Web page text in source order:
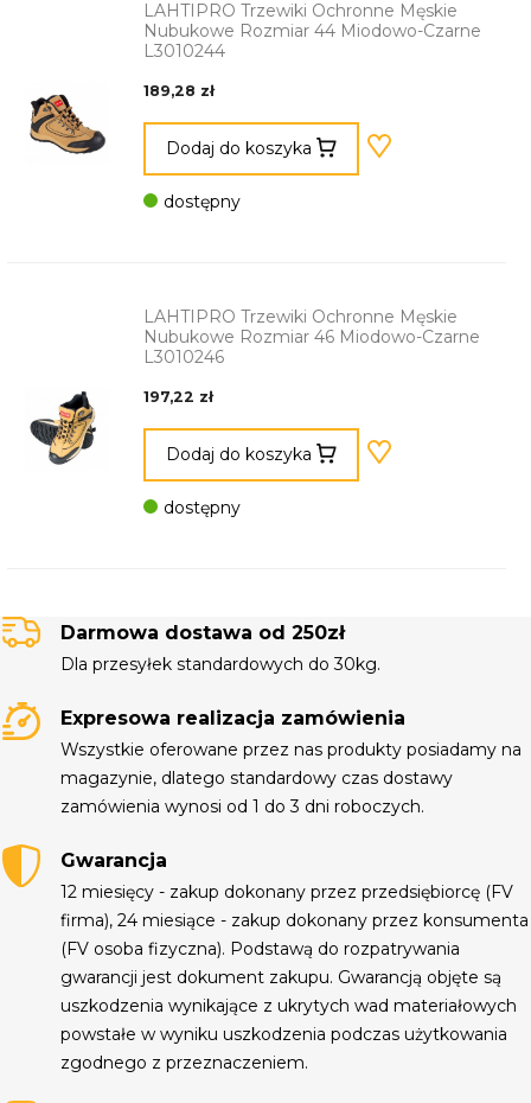
LAHTIPRO Trzewiki Ochronne Męskie
Nubukowe Rozmiar 44 Miodowo-Czarne
L3010244
189,28 zł
Dodaj do koszyka
dostępny
LAHTIPRO Trzewiki Ochronne Męskie
Nubukowe Rozmiar 46 Miodowo-Czarne
L3010246
197,22 zł
Dodaj do koszyka
dostępny
Darmowa dostawa od 250zł
Dla przesyłek standardowych do 30kg.
Expresowa realizacja zamówienia
Wszystkie oferowane przez nas produkty posiadamy na
magazynie, dlatego standardowy czas dostawy
zamówienia wynosi od 1 do 3 dni roboczych.
Gwarancja
12 miesięcy - zakup dokonany przez przedsiębiorcę (FV
firma), 24 miesiące - zakup dokonany przez konsumenta
(FV osoba fizyczna). Podstawą do rozpatrywania
gwarancji jest dokument zakupu. Gwarancją objęte są
uszkodzenia wynikające z ukrytych wad materiałowych
powstałe w wyniku uszkodzenia podczas użytkowania
zgodnego z przeznaczeniem.